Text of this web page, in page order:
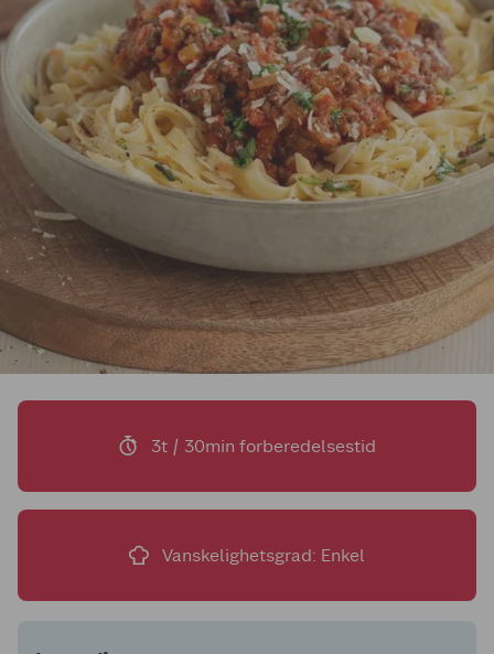
3t / 30min forberedelsestid
Vanskelighetsgrad: Enkel